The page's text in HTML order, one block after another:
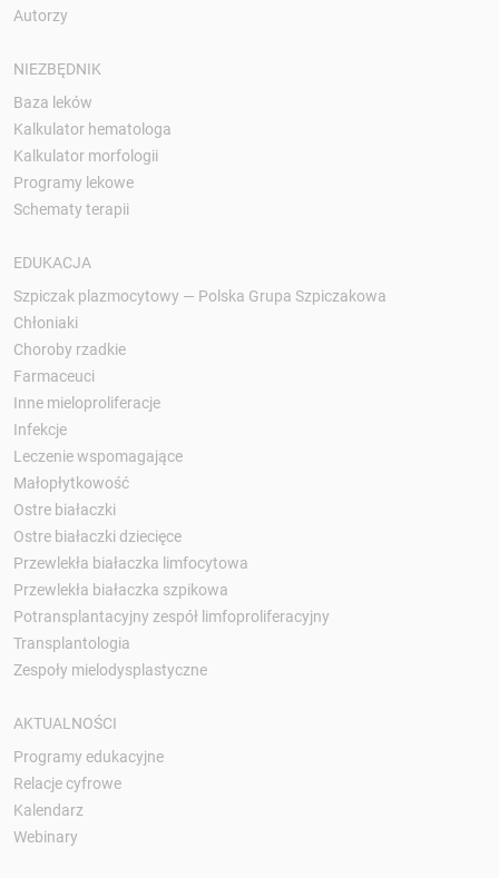
Autorzy
NIEZBĘDNIK
Baza leków
Kalkulator hematologa
Kalkulator morfologii
Programy lekowe
Schematy terapii
EDUKACJA
Szpiczak plazmocytowy — Polska Grupa Szpiczakowa
Chłoniaki
Choroby rzadkie
Farmaceuci
Inne mieloproliferacje
Infekcje
Leczenie wspomagające
Małopłytkowość
Ostre białaczki
Ostre białaczki dziecięce
Przewlekła białaczka limfocytowa
Przewlekła białaczka szpikowa
Potransplantacyjny zespół limfoproliferacyjny
Transplantologia
Zespoły mielodysplastyczne
AKTUALNOŚCI
Programy edukacyjne
Relacje cyfrowe
Kalendarz
Webinary